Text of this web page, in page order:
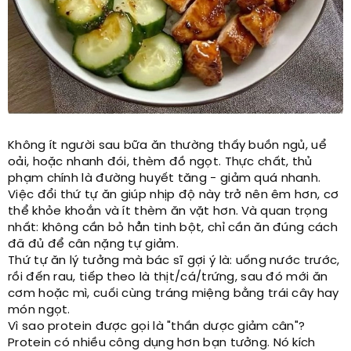
Không ít người sau bữa ăn thường thấy buồn ngủ, uể
oải, hoặc nhanh đói, thèm đồ ngọt. Thực chất, thủ
phạm chính là đường huyết tăng - giảm quá nhanh.
Việc đổi thứ tự ăn giúp nhịp độ này trở nên êm hơn, cơ
thể khỏe khoắn và ít thèm ăn vặt hơn. Và quan trọng
nhất: không cần bỏ hẳn tinh bột, chỉ cần ăn đúng cách
đã đủ để cân nặng tự giảm.
Thứ tự ăn lý tưởng mà bác sĩ gợi ý là: uống nước trước,
rồi đến rau, tiếp theo là thịt/cá/trứng, sau đó mới ăn
cơm hoặc mì, cuối cùng tráng miệng bằng trái cây hay
món ngọt.
Vì sao protein được gọi là "thần dược giảm cân"?
Protein có nhiều công dụng hơn bạn tưởng. Nó kích